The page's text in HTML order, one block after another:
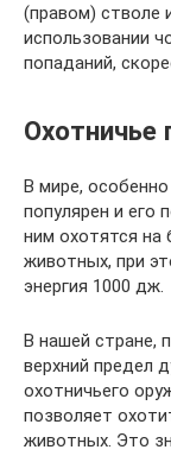
(правом) стволе
использовании
попаданий,
Охотничье
В мире,
популярен и его
ним охотятся на
животных, при
энергия 1000 дж.
В нашей стране,
верхний предел
охотничьего
позволяет
животных. Это